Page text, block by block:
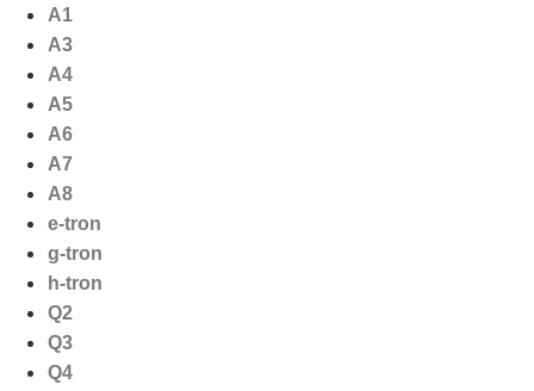
naar
inhoud
A1
A3
A4
A5
A6
A7
A8
e-tron
g-tron
h-tron
Q2
Q3
Q4